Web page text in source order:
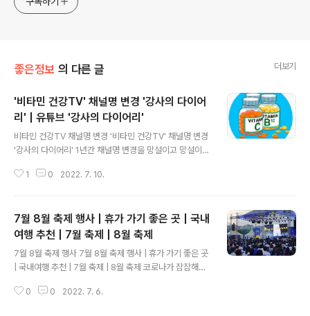
좋은정보 의 다른 글 더보기
'비타민 건강TV' 채널명 변경 '강사의 다이어
리' | 유튜브 '강사의 다이어리'
비타민 건강TV 채널명 변경 '비타민 건강TV' 채널명 변경
'강사의 다이어리' 1년간 채널명 변경을 망설이고 망설이던
토리 네이버블로그 유튜브를 같은 이름으로 운영하고자 합
로 채널명을 변경했습니다. 건강에 대한 내용만 있어서 사
실 보는 분들도 제약이 많고 만드는 저도 힘들었지만 나름
많이 알게 된 것도 많습니다. 유튜브를 누가 가르쳐 준 것도
아니고 스스로 알게 되면서 미숙하나마 조금 발전했고 그
러나 수입은 좀처럼 나지를 않아서 접는 분도 많은데 전 뽀
샵을 너무 좋아해서 그 재미로 썸네일을 통째로 갈아서 새
1 0 2022. 7. 10.
7월 8월 축제 행사 | 휴가 가기 좋은 곳 | 국내
여행 추천 | 7월 축제 | 8월 축제
7월 8월 축제 행사 7월 8월 축제 행사 | 휴가 가기 좋은 곳
| 국내여행 추천 | 7월 축제 | 8월 축제 코로나가 잠잠해지
국내에도 갈곳이 너무 많아요. 저는 축제가 있는 곳 행사가
0 0 2022. 7. 6.